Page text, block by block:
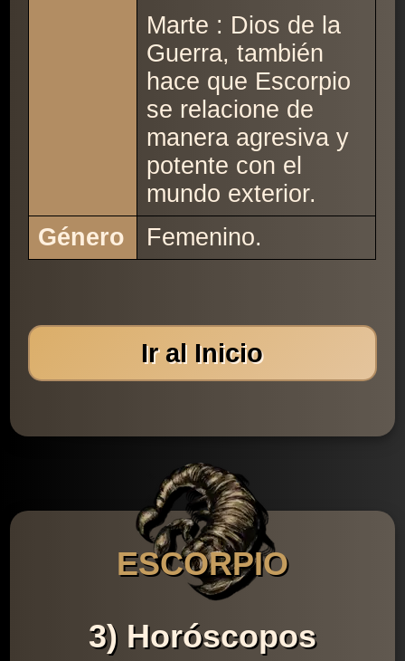
Marte : Dios de la
Guerra, también
hace que Escorpio
se relacione de
manera agresiva y
potente con el
mundo exterior.
Género
Femenino.
Ir al Inicio
ESCORPIO
3) Horóscopos